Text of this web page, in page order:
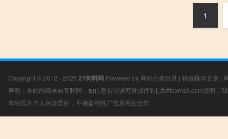
1
Copyright © 2012 - 2026 27饲料网 Powered by 网站分类目录 | 精选推荐文章 |
声明：本站内容来自互联网，如信息有错误可发邮件到f_fb#foxmail.com说明，
本站仅为个人兴趣爱好，不接盈利性广告及商业合作